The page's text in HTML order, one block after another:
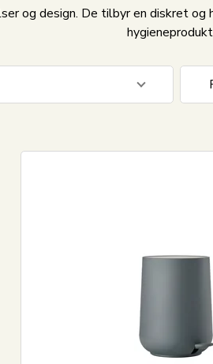
og design. De tilbyr en diskret